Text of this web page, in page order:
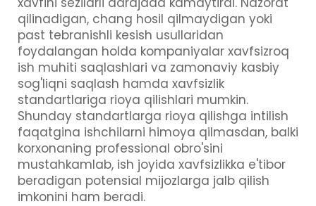
qilinadigan, chang hosil qilmaydigan yoki
past tebranishli kesish usullaridan
foydalangan holda kompaniyalar xavfsizroq
ish muhiti saqlashlari va zamonaviy kasbiy
sog'liqni saqlash hamda xavfsizlik
standartlariga rioya qilishlari mumkin.
Shunday standartlarga rioya qilishga intilish
faqatgina ishchilarni himoya qilmasdan, balki
korxonaning professional obro'sini
mustahkamlab, ish joyida xavfsizlikka e'tibor
beradigan potensial mijozlarga jalb qilish
imkonini ham beradi.